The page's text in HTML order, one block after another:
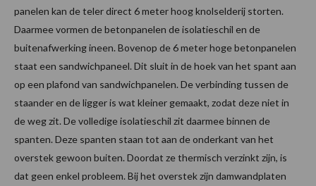
panelen kan de teler direct 6 meter hoog knolselderij storten.
Daarmee vormen de betonpanelen de isolatieschil en de
buitenafwerking ineen. Bovenop de 6 meter hoge betonpanelen
staat een sandwichpaneel. Dit sluit in de hoek van het spant aan
op een plafond van sandwichpanelen. De verbinding tussen de
staander en de ligger is wat kleiner gemaakt, zodat deze niet in
de weg zit. De volledige isolatieschil zit daarmee binnen de
spanten. Deze spanten staan tot aan de onderkant van het
overstek gewoon buiten. Doordat ze thermisch verzinkt zijn, is
dat geen enkel probleem. Bij het overstek zijn damwandplaten